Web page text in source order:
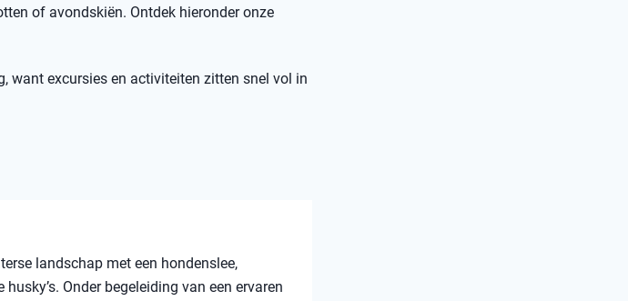
of avondskiën. Ontdek hieronder onze
want excursies en activiteiten zitten snel vol in
landschap met een hondenslee,
Onder begeleiding van een ervaren